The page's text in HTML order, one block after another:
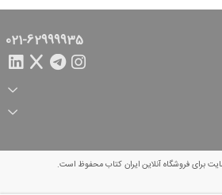
021-62999935
برای فروشگاه آنلاین ایران کتاب محفوظ است.